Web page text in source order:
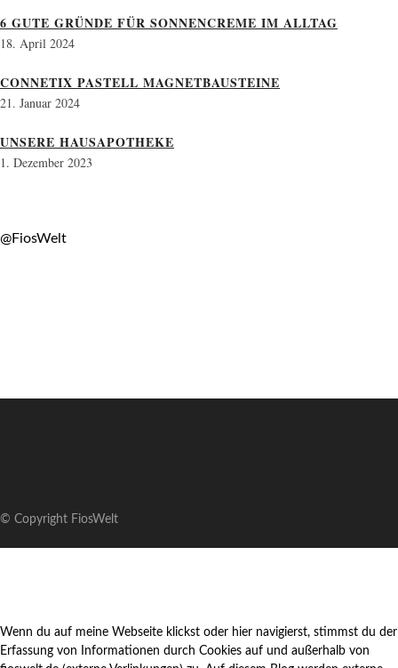
6 GUTE GRÜNDE FÜR SONNENCREME IM ALLTAG
18. April 2024
CONNETIX PASTELL MAGNETBAUSTEINE
21. Januar 2024
UNSERE HAUSAPOTHEKE
1. Dezember 2023
@FiosWelt
© Copyright FiosWelt
Wenn du auf meine Webseite klickst oder hier navigierst, stimmst du der
Erfassung von Informationen durch Cookies auf und außerhalb von